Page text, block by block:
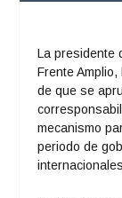
La presidente
Frente
de que se
mecanismo
periodo de